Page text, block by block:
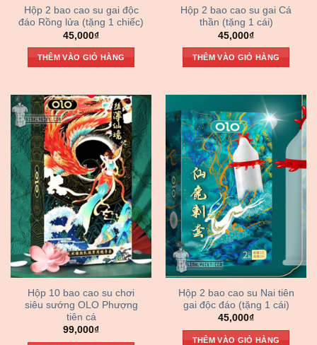
Hộp 2 bao cao su gai độc
đáo Rồng lửa (tặng 1 chiếc)
45,000₫
THÊM VÀO GIỎ HÀNG
Hộp 2 bao cao su gai Cá
thần (tặng 1 cái)
45,000₫
THÊM VÀO GIỎ HÀNG
Hộp 10 bao cao su chơi
siêu sướng OLO Phượng
tiên cá
99,000₫
Hộp 2 bao cao su Nai tiên
gai độc đáo (tặng 1 cái)
45,000₫
THÊM VÀO GIỎ HÀNG